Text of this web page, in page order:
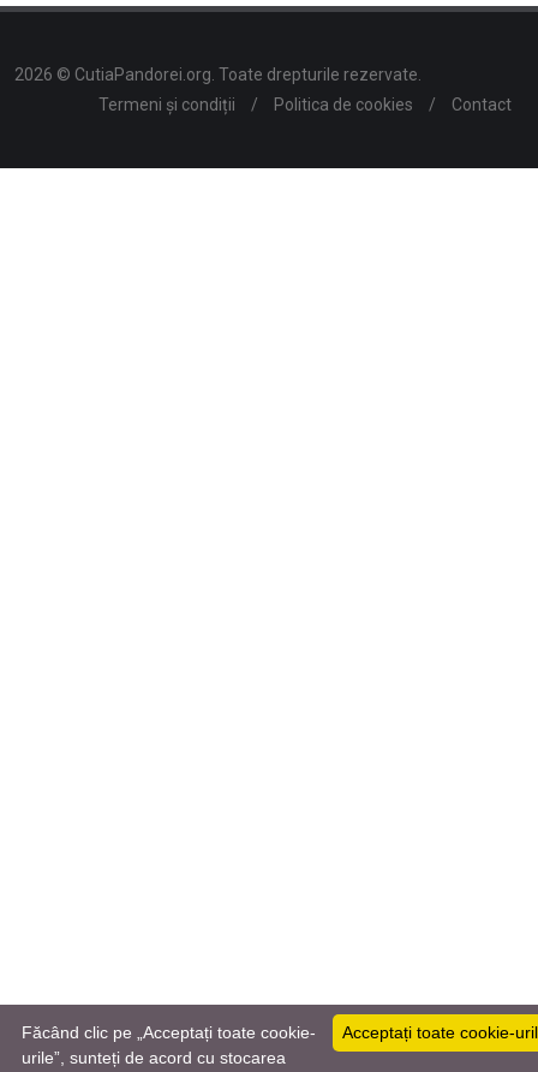
2026 © CutiaPandorei.org. Toate drepturile rezervate.
Termeni și condiții
/ Politica de cookies / Contact
Acceptați toate cookie-
Făcând clic pe „Acceptați toate cookie-
urile”, sunteți de acord cu stocarea